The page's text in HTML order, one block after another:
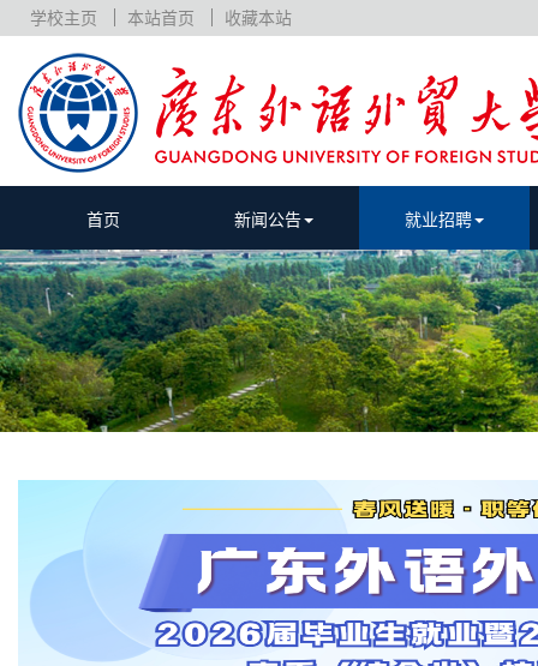
学校主页 本站首页 收藏本站
首页 新闻公告 就业招聘